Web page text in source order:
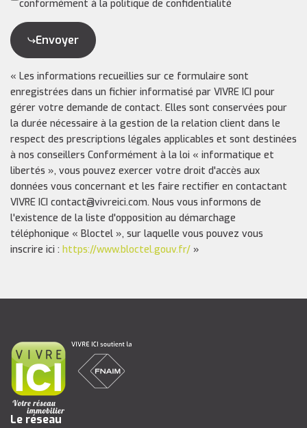
conformément à la politique de confidentialité
Envoyer
« Les informations recueillies sur ce formulaire sont
enregistrées dans un fichier informatisé par VIVRE ICI pour
gérer votre demande de contact. Elles sont conservées pour
la durée nécessaire à la gestion de la relation client dans le
respect des prescriptions légales applicables et sont destinées
à nos conseillers Conformément à la loi « informatique et
libertés », vous pouvez exercer votre droit d'accès aux
données vous concernant et les faire rectifier en contactant
VIVRE ICI contact@vivreici.com. Nous vous informons de
l'existence de la liste d'opposition au démarchage
téléphonique « Bloctel », sur laquelle vous pouvez vous
inscrire ici : https://www.bloctel.gouv.fr/ »
Le réseau